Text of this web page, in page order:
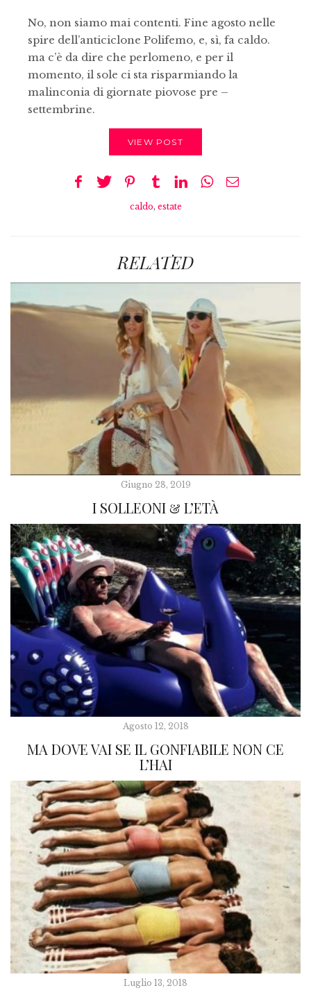
No, non siamo mai contenti. Fine agosto nelle
spire dell’anticiclone Polifemo, e, sì, fa caldo.
ma c’è da dire che perlomeno, e per il
momento, il sole ci sta risparmiando la
malinconia di giornate piovose pre –
settembrine.
VIEW POST
caldo, estate
RELATED
Giugno 28, 2019
I SOLLEONI & L’ETÀ
Agosto 12, 2018
MA DOVE VAI SE IL GONFIABILE NON CE
L’HAI
Luglio 13, 2018